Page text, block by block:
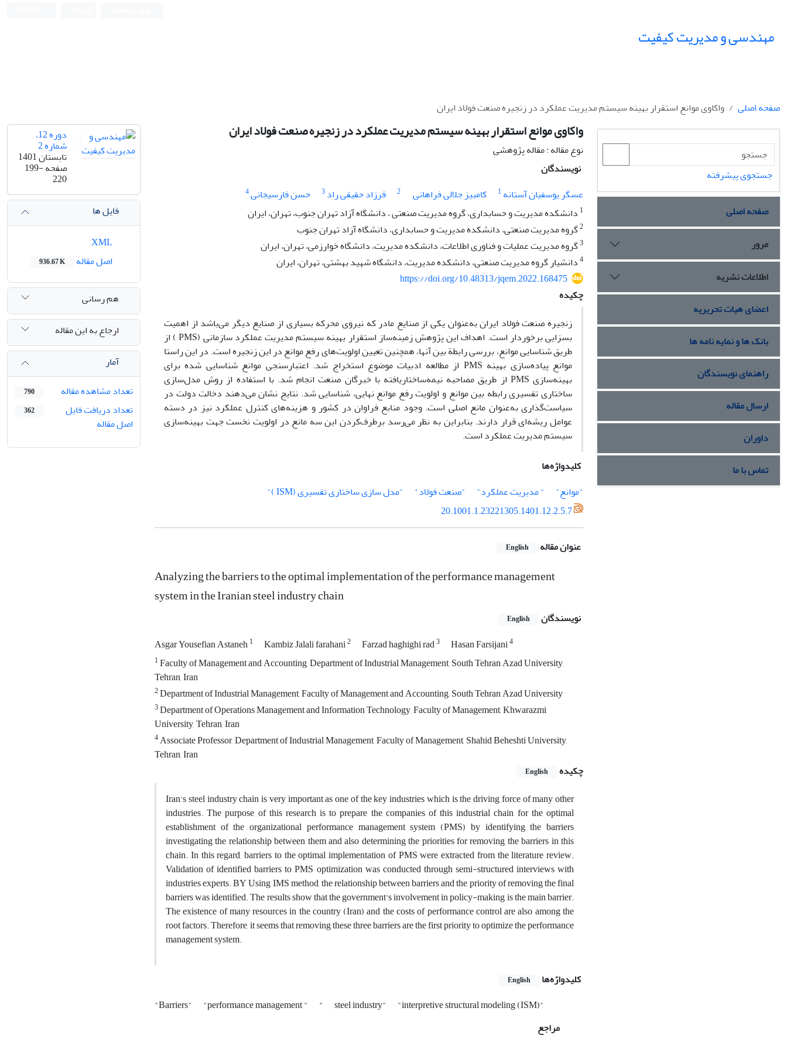
مهندسی و مدیریت کیفیت
صفحه اصلی واکاوی موانع استقرار بهینه سیستم مدیریت عملکرد در زنجیره صنعت فولاد ایران
واکاوی موانع استقرار بهینه سیستم مدیریت عملکرد در زنجیره صنعت فولاد ایران
نوع مقاله : مقاله پژوهشی
نویسندگان
عسگر یوسفیان آستانه 1 کامبیز جلالی فراهانی 2 فرزاد حقیقی راد3 حسن فارسیجانی4
1 دانشکده مدیریت و حسابداری، گروه مدیریت صنعتی ، دانشگاه آزاد تهران جنوب، تهران، ایران
2گروه مدیریت صنعتی، دانشکده مدیریت و حسابداری، دانشگاه آزاد تهران جنوب
3گروه مدیریت عملیات و فناوری اطلاعات، دانشکده مدیریت، دانشگاه خوارزمی، تهران، ایران
4دانشیار گروه مدیریت صنعتی، دانشکده مدیریت، دانشگاه شهید بهشتی، تهران، ایران
https://doi.org/10.48313/jqem.2022.168475
چکیده
زنجیره صنعت فولاد ایران به‌عنوان یکی از صنایع مادر که نیروی محرکه بسیاری از صنایع دیگر می‌باشد از اهمیت
بسزایی برخوردار است. اهداف این پژوهش زمینه‌ساز استقرار بهینه سیستم مدیریت عملکرد سازمانی (PMS ) از
طریق شناسایی موانع، بررسی رابطة بین آنها، همچنین تعیین اولویت‌های رفع موانع در این زنجیره است. در این راستا
موانع پیاده‌سازی بهینه PMS از مطالعه ادبیات موضوع استخراج شد. اعتبارسنجی موانع شناسایی شده برای
بهینه‌سازی PMS از طریق مصاحبه نیمه‌ساختاریافته با خبرگان صنعت انجام شد. با استفاده از روش مدل‌سازی
ساختاری تفسیری رابطه بین موانع و اولویت رفع موانع نهایی، شناسایی شد. نتایج نشان می‌دهند دخالت دولت در
سیاست‌گذاری به‌عنوان مانع اصلی است. وجود منابع فراوان در کشور و هزینه‌های کنترل عملکرد نیز در دسته
عوامل ریشه‌ای قرار دارند. بنابراین به نظر می‌رسد برطرف‌کردن این سه مانع در اولویت نخست جهت بهینه‌سازی
سیستم مدیریت عملکرد است.
کلیدواژه‌ها
"موانع"
" مدیریت عملکرد" "صنعت فولاد"
"مدل سازی ساختاری تفسیری (ISM )"
20.1001.1.23221305.1401.12.2.5.7
عنوان مقاله English
Analyzing the barriers to the optimal implementation of the performance management
system in the Iranian steel industry chain
نویسندگان English
Asgar Yousefian Astaneh1 Kambiz Jalali farahani2 Farzad haghighi rad3 Hasan Farsijani4
1Faculty of Management and Accounting, Department of Industrial Management, South Tehran Azad University,
Tehran, Iran
2Department of Industrial Management, Faculty of Management and Accounting, South Tehran Azad University
3Department of Operations Management and Information Technology, Faculty of Management, Khwarazmi
University, Tehran, Iran
4Associate Professor, Department of Industrial Management, Faculty of Management, Shahid Beheshti University,
Tehran, Iran
چکیده
English
Iran's steel industry chain is very important as one of the key industries which is the driving force of many other
industries. The purpose of this research is to prepare the companies of this industrial chain for the optimal
establishment of the organizational performance management system (PMS) by identifying the barriers
investigating the relationship between them and also determining the priorities for removing the barriers in this
chain. In this regard, barriers to the optimal implementation of PMS were extracted from the literature review.
Validation of identified barriers to PMS optimization was conducted through semi-structured interviews with
industries experts. BY Using IMS method, the relationship between barriers and the priority of removing the final
barriers was identified. The results show that the government's involvement in policy-making is the main barrier.
The existence of many resources in the country (Iran) and the costs of performance control are also among the
root factors. Therefore, it seems that removing these three barriers are the first priority to optimize the performance
management system.
کلیدواژه‌ها English
"Barriers" "performance management " " steel industry"
"interpretive structural modeling (ISM)"
مراجع
دوره 12،
شماره 2
تابستان 1401
صفحه199-
220
فایل ها
اصل مقاله
936.67 K
هم رسانی
ارجاع به این مقاله
آمار
تعداد مشاهده مقاله
790
تعداد دریافت فایل
اصل مقاله
362
جستجوی پیشرفته
صفحه اصلی
مرور
اطلاعات نشریه
اعضای هیات تحریریه
بانک ها و نمایه نامه ها
راهنمای نویسندگان
ارسال مقاله
داوران
تماس با ما